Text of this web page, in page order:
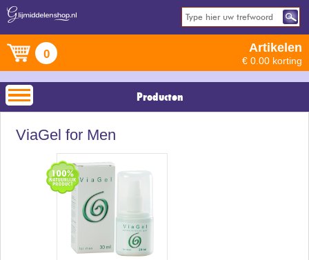
0 Artikelen
€ 0.00 korting
Producten
ViaGel for Men